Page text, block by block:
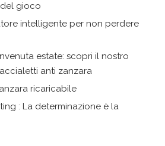
gioco
intelligente per non perdere
estate: scopri il nostro
anti zanzara
ricaricabile
: La determinazione è la